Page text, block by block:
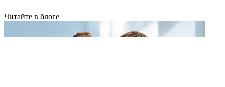
Читайте в блоге